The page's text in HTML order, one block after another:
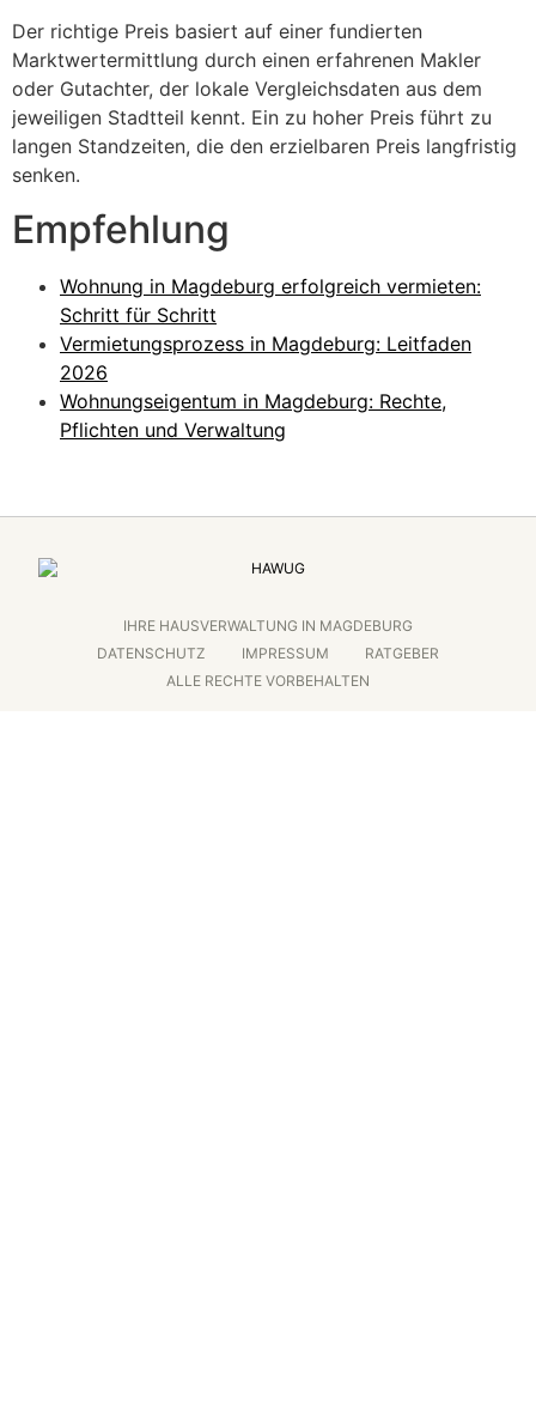
Der richtige Preis basiert auf einer fundierten
Marktwertermittlung durch einen erfahrenen Makler
oder Gutachter, der lokale Vergleichsdaten aus dem
jeweiligen Stadtteil kennt. Ein zu hoher Preis führt zu
langen Standzeiten, die den erzielbaren Preis langfristig
senken.
Empfehlung
Wohnung in Magdeburg erfolgreich vermieten:
Schritt für Schritt
Vermietungsprozess in Magdeburg: Leitfaden
2026
Wohnungseigentum in Magdeburg: Rechte,
Pflichten und Verwaltung
IHRE HAUSVERWALTUNG IN MAGDEBURG
DATENSCHUTZ
IMPRESSUM
RATGEBER
ALLE RECHTE VORBEHALTEN